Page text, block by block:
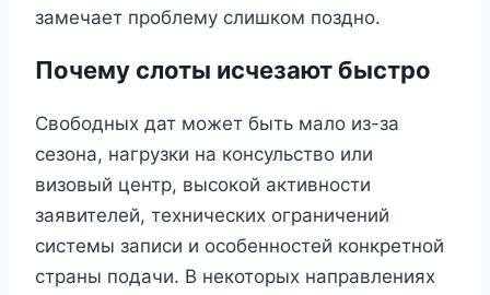
замечает проблему слишком поздно.
Почему слоты исчезают быстро
Свободных дат может быть мало из-за
сезона, нагрузки на консульство или
визовый центр, высокой активности
заявителей, технических ограничений
системы записи и особенностей конкретной
страны подачи. В некоторых направлениях